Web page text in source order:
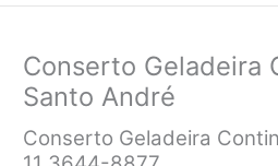
Conserto Geladeira
Santo André
Conserto Geladeira